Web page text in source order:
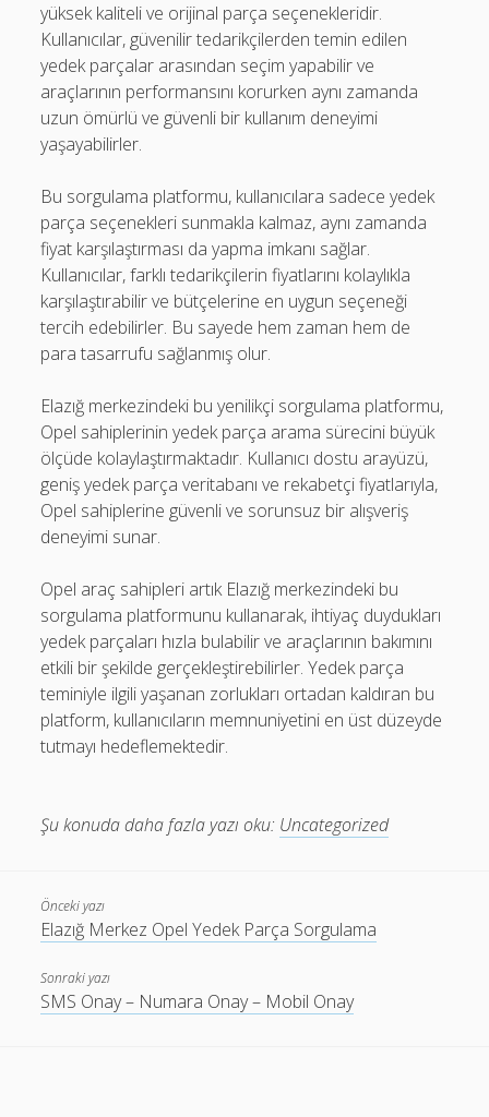
yüksek kaliteli ve orijinal parça seçenekleridir.
Kullanıcılar, güvenilir tedarikçilerden temin edilen
yedek parçalar arasından seçim yapabilir ve
araçlarının performansını korurken aynı zamanda
uzun ömürlü ve güvenli bir kullanım deneyimi
yaşayabilirler.
Bu sorgulama platformu, kullanıcılara sadece yedek
parça seçenekleri sunmakla kalmaz, aynı zamanda
fiyat karşılaştırması da yapma imkanı sağlar.
Kullanıcılar, farklı tedarikçilerin fiyatlarını kolaylıkla
karşılaştırabilir ve bütçelerine en uygun seçeneği
tercih edebilirler. Bu sayede hem zaman hem de
para tasarrufu sağlanmış olur.
Elazığ merkezindeki bu yenilikçi sorgulama platformu,
Opel sahiplerinin yedek parça arama sürecini büyük
ölçüde kolaylaştırmaktadır. Kullanıcı dostu arayüzü,
geniş yedek parça veritabanı ve rekabetçi fiyatlarıyla,
Opel sahiplerine güvenli ve sorunsuz bir alışveriş
deneyimi sunar.
Opel araç sahipleri artık Elazığ merkezindeki bu
sorgulama platformunu kullanarak, ihtiyaç duydukları
yedek parçaları hızla bulabilir ve araçlarının bakımını
etkili bir şekilde gerçekleştirebilirler. Yedek parça
teminiyle ilgili yaşanan zorlukları ortadan kaldıran bu
platform, kullanıcıların memnuniyetini en üst düzeyde
tutmayı hedeflemektedir.
Şu konuda daha fazla yazı oku: Uncategorized
Önceki yazı
Elazığ Merkez Opel Yedek Parça Sorgulama
Sonraki yazı
SMS Onay – Numara Onay – Mobil Onay